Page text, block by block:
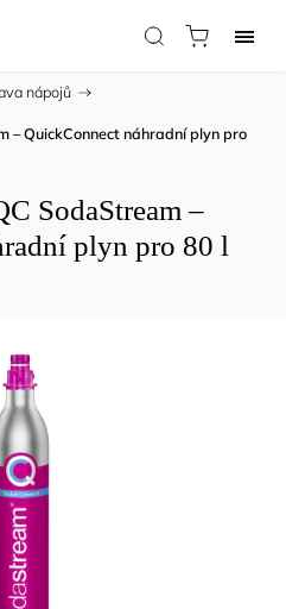
nápojů /
– QuickConnect náhradní plyn pro
SodaStream –
plyn pro 80 l